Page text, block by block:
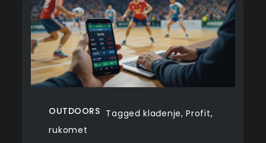
OUTDOORS Taggedklađenje,Profit,
rukomet